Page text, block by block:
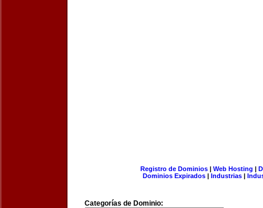
Registro de Dominios| Web Hosting |
Dominios Expirados | Industrias |
Categorías de Dominio: